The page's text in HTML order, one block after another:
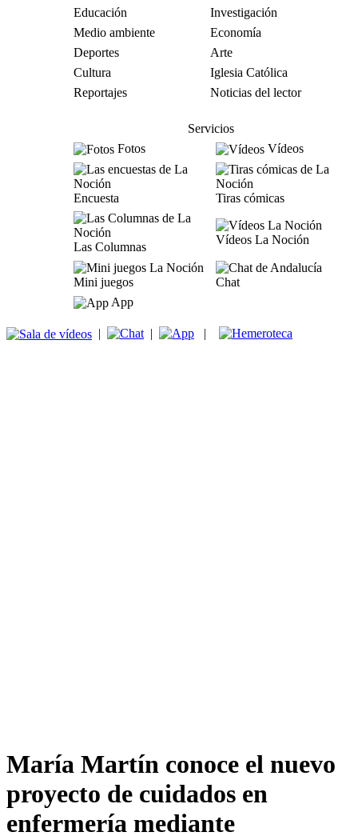
Educación
Investigación
Medio ambiente
Economía
Deportes
Arte
Cultura
Iglesia Católica
Reportajes
Noticias del lector
Servicios
Fotos
Vídeos
Encuesta Tiras cómicas
Las Columnas
Vídeos La Noción
Mini juegos
Chat
App
| | |
María Martín conoce el nuevo
proyecto de cuidados en
enfermería mediante